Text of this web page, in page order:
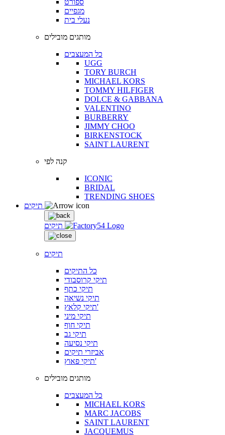
מגפיים
נעלי בית
מותגים מובילים
כל המעצבים
UGG
TORY BURCH
MICHAEL KORS
TOMMY HILFIGER
DOLCE & GABBANA
VALENTINO
BURBERRY
JIMMY CHOO
BIRKENSTOCK
SAINT LAURENT
קנה לפי
ICONIC
BRIDAL
TRENDING SHOES
תיקים
תיקים
כל התיקים
תיקי קרוסבודי
תיקי כתף
תיקי נשיאה
תיקי קלאץ'
תיקי מיני
תיקי חוף
תיקי גב
תיקי נסיעה
אביזרי תיקים
תיקי פאוץ'
מותגים מובילים
כל המעצבים
MICHAEL KORS
MARC JACOBS
SAINT LAURENT
JACQUEMUS